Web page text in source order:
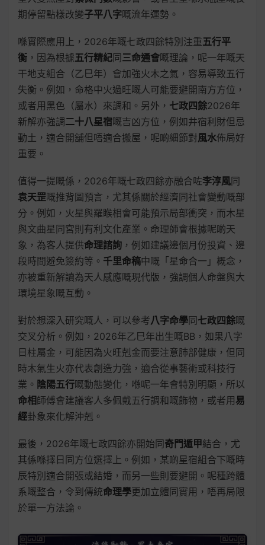
期停留點樣改變子平八字嘅流年運勢。
喺實際應用上，2026年嘅七政四餘特別注重五行平
衡 ，因為根據五行精紀同三命通會嘅理論，呢一年嘅天
干地支組合（乙巳年）會加強火木之氣，容易導致五行
失衡。例如，命格中火過旺嘅人可能要避開南方方位，
或者用黑色（屬水）來調和。另外， 七政四餘2026年
新解亦強調二十八星宿嘅吉凶方位，例如井宿利財但忌
動土，適合開舖但唔適合搬屋，呢啲細節對風水佈局好
重要。
值得一提嘅係，2026年嘅七政四餘亦融合咗李淳風同
袁天罡嘅推背圖預言，尤其係關於經濟同社會變動嘅部
分。例如，火星與羅睺相會可能預示局部衝突，而木星
與文曲星同宮則有利文化產業。命理師會根據呢啲天
象，為客人提供命理諮詢 ，例如建議邊個月份投資、邊
段時間避免簽約等。 千里命稿中嘅「星命合一」概念，
亦被重新解讀為天人感應嘅現代版，強調個人命盤與大
環境星象嘅互動。
對於想深入研究嘅人，可以參考八字命學同七政四餘嘅
交叉分析。例如，2026年乙巳年出生嘅BB，如果八字
日柱屬金，可能因為火旺剋金而要注意肺部健康，但同
時木氣生火亦代表創造力強，適合從事藝術或科技行
業。 陰陽五行嘅動態變化，喺呢一年會特別明顯，所以
命相師傅會建議客人多佩戴五行調和嘅飾物，或者用 易
經卦象來化解沖剋。
最後，2026年嘅七政四餘亦開始同奇門遁甲結合，尤
其係喺擇日同方位選擇上。例如，某啲星宿組合下嘅時
辰特別適合開張或結婚，而另一些則要避開。呢種跨體
系嘅整合，令到傳統命理學更加立體同實用，唔再局限
於單一方法論。